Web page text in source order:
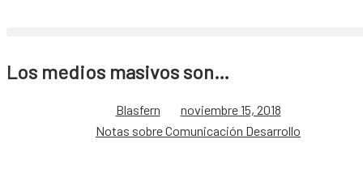
Los medios masivos son…
Blasfern
noviembre 15, 2018
Notas sobre Comunicación Desarrollo